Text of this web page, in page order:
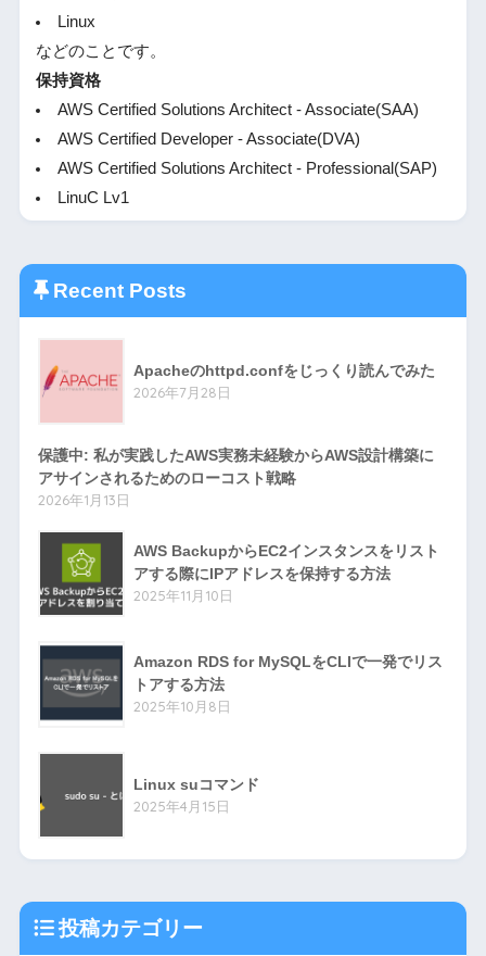
Linux
などのことです。
保持資格
AWS Certified Solutions Architect - Associate(SAA)
AWS Certified Developer - Associate(DVA)
AWS Certified Solutions Architect - Professional(SAP)
LinuC Lv1
Recent Posts
Apacheのhttpd.confをじっくり読んでみた
2026年7月28日
保護中: 私が実践したAWS実務未経験からAWS設計構築に
アサインされるためのローコスト戦略
2026年1月13日
AWS BackupからEC2インスタンスをリスト
アする際にIPアドレスを保持する方法
2025年11月10日
Amazon RDS for MySQLをCLIで一発でリス
トアする方法
2025年10月8日
Linux suコマンド
2025年4月15日
投稿カテゴリー